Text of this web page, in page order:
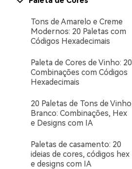
Tons de Amarelo e Creme
Modernos: 20 Paletas com
Códigos Hexadecimais
Paleta de Cores de Vinho: 20
Combinações com Códigos
Hexadecimais
20 Paletas de Tons de Vinho
Branco: Combinações, Hex
e Designs com IA
Paletas de casamento: 20
ideias de cores, códigos hex
e designs com IA